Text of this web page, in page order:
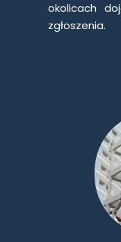
okolicach
zgłoszenia.